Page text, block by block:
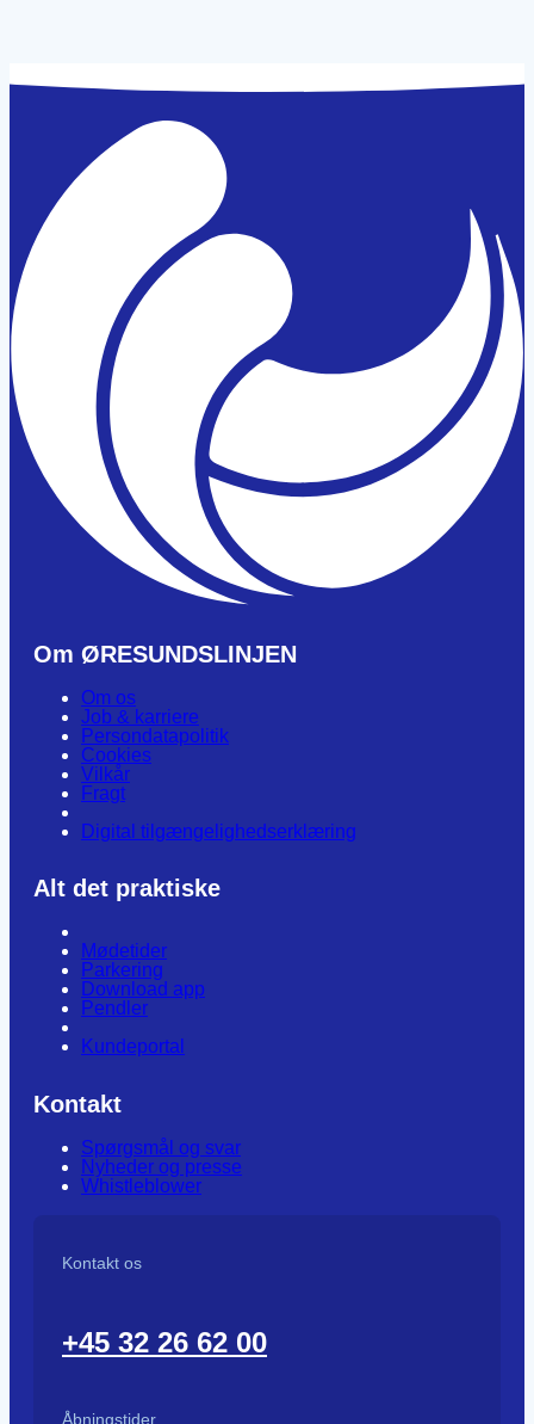
Om ØRESUNDSLINJEN
Om os
Job & karriere
Persondatapolitik
Cookies
Vilkår
Fragt
Digital tilgængelighedserklæring
Alt det praktiske
Mødetider
Parkering
Download app
Pendler
Kundeportal
Kontakt
Spørgsmål og svar
Nyheder og presse
Whistleblower
Kontakt os
+45 32 26 62 00
Åbningstider